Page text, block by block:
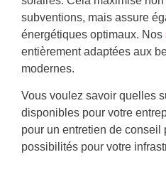
subventions, mais assure
énergétiques optimaux. Nos
entièrement adaptées aux
modernes.
Vous voulez savoir quelles
disponibles pour votre
pour un entretien de conseil
possibilités pour votre